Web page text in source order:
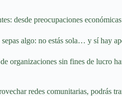
desde preocupaciones
algo: no estás sola… y sí hay
organizaciones sin fines de lucro
redes comunitarias, podrás